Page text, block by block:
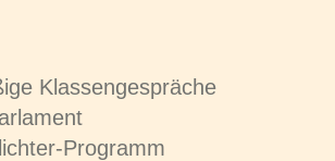
Klassengespräche
Programm